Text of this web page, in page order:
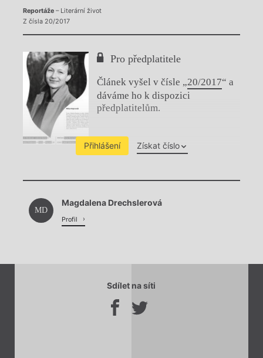
Reportáže– Literární život
Z čísla 20/2017
Pro předplatitele
Článek vyšel v čísle „20/2017“ a
dáváme ho k dispozici
předplatitelům.
Přihlášení Získat číslo
Chviličku.
Načítá se.
MD
Magdalena Drechslerová
Profil
Sdílet na síti